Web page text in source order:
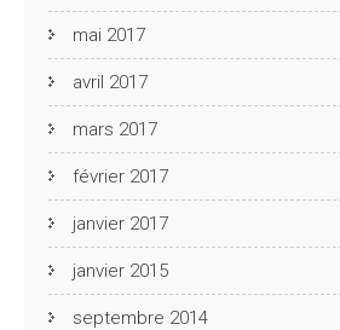
mai 2017
avril 2017
mars 2017
février 2017
janvier 2017
janvier 2015
septembre 2014